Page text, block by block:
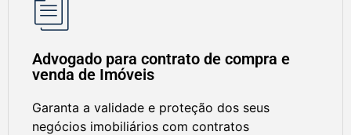
Advogado para contrato de compra e
venda de Imóveis
Garanta a validade e proteção dos seus
negócios imobiliários com contratos